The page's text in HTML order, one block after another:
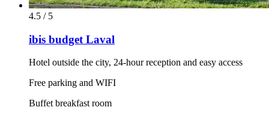
4.5 / 5
ibis budget Laval
Hotel outside the city, 24-hour reception and easy access
Free parking and WIFI
Buffet breakfast room